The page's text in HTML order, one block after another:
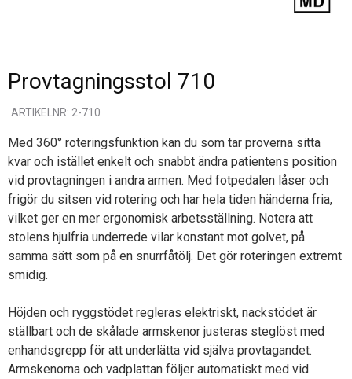
Provtagningsstol 710
ARTIKELNR: 2-710
Med 360° roteringsfunktion kan du som tar proverna sitta
kvar och istället enkelt och snabbt ändra patientens position
vid provtagningen i andra armen. Med fotpedalen låser och
frigör du sitsen vid rotering och har hela tiden händerna fria,
vilket ger en mer ergonomisk arbetsställning. Notera att
stolens hjulfria underrede vilar konstant mot golvet, på
samma sätt som på en snurrfåtölj. Det gör roteringen extremt
smidig.
Höjden och ryggstödet regleras elektriskt, nackstödet är
ställbart och de skålade armskenor justeras steglöst med
enhandsgrepp för att underlätta vid själva provtagandet.
Armskenorna och vadplattan följer automatiskt med vid